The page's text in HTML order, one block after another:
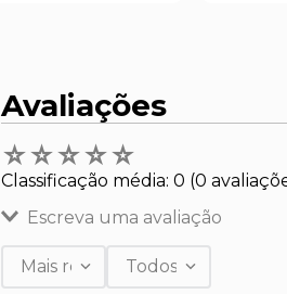
Avaliações
☆☆☆☆☆
Classificação média: 0 (0
Escreva uma avaliação
Mais recentesTodos